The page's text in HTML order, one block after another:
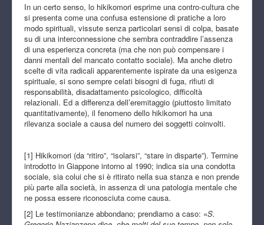
In un certo senso, lo hikikomori esprime una contro-cultura che
si presenta come una confusa estensione di pratiche a loro
modo spirituali, vissute senza particolari sensi di colpa, basate
su di una interconnessione che sembra contraddire l’assenza
di una esperienza concreta (ma che non può compensare i
danni mentali del mancato contatto sociale). Ma anche dietro
scelte di vita radicali apparentemente ispirate da una esigenza
spirituale, si sono sempre celati bisogni di fuga, rifiuti di
responsabilità, disadattamento psicologico, difficoltà
relazionali. Ed a differenza dell’eremitaggio (piuttosto limitato
quantitativamente), il fenomeno dello hikikomori ha una
rilevanza sociale a causa del numero dei soggetti coinvolti.
[1] Hikikomori (da “ritiro”, “isolarsi”, “stare in disparte”). Termine
introdotto in Giappone intorno al 1990; indica sia una condotta
sociale, sia colui che si è ritirato nella sua stanza e non prende
più parte alla società, in assenza di una patologia mentale che
ne possa essere riconosciuta come causa.
[2] Le testimonianze abbondano; prendiamo a caso: «S.